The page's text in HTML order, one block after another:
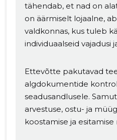
tähendab, et nad on
on äärmiselt lojaalne,
valdkonnas, kus tuleb
individuaalseid vajadusi
Ettevõtte pakutavad
algdokumentide
seadusandlusele.
arvestuse, ostu- ja
koostamise ja